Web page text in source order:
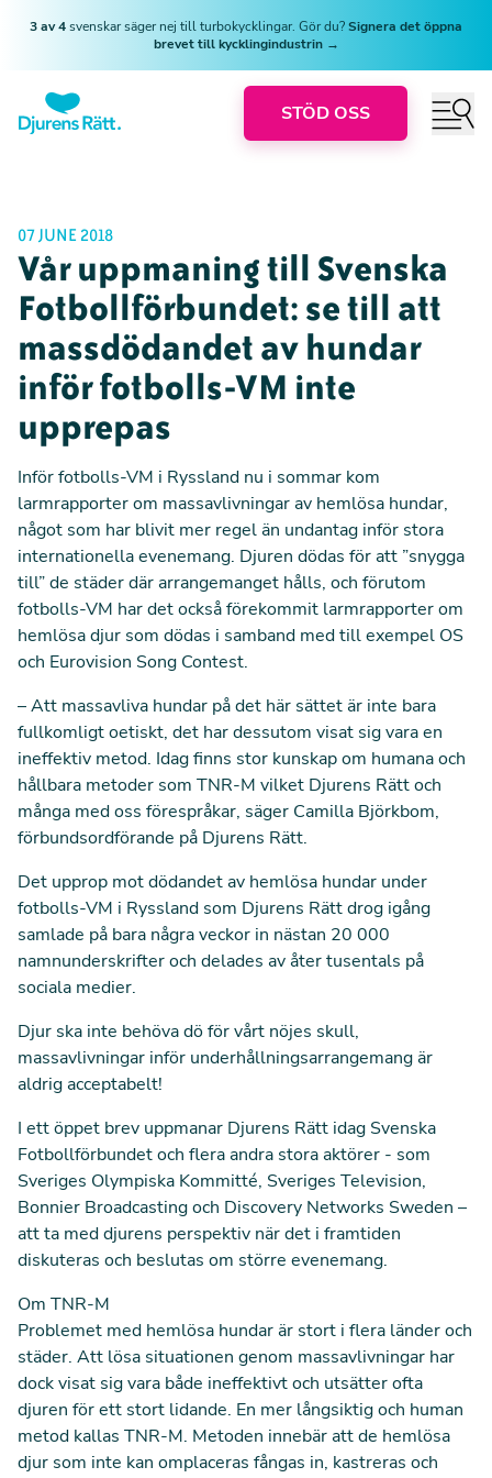
3 av 4svenskar säger nej till turbokycklingar. Gör du?Signera det öppna
brevet till kycklingindustrin →
STÖD OSS
07 JUNE 2018
Vår uppmaning till Svenska
Fotbollförbundet: se till att
massdödandet av hundar
inför fotbolls-VM inte
upprepas
Inför fotbolls-VM i Ryssland nu i sommar kom
larmrapporter om massavlivningar av hemlösa hundar,
något som har blivit mer regel än undantag inför stora
internationella evenemang. Djuren dödas för att ”snygga
till” de städer där arrangemanget hålls, och förutom
fotbolls-VM har det också förekommit larmrapporter om
hemlösa djur som dödas i samband med till exempel OS
och Eurovision Song Contest.
– Att massavliva hundar på det här sättet är inte bara
fullkomligt oetiskt, det har dessutom visat sig vara en
ineffektiv metod. Idag finns stor kunskap om humana och
hållbara metoder som TNR-M vilket Djurens Rätt och
många med oss förespråkar, säger Camilla Björkbom,
förbundsordförande på Djurens Rätt.
Det upprop mot dödandet av hemlösa hundar under
fotbolls-VM i Ryssland som Djurens Rätt drog igång
samlade på bara några veckor in nästan 20 000
namnunderskrifter och delades av åter tusentals på
sociala medier.
Djur ska inte behöva dö för vårt nöjes skull,
massavlivningar inför underhållningsarrangemang är
aldrig acceptabelt!
I ett öppet brev uppmanar Djurens Rätt idag Svenska
Fotbollförbundet och flera andra stora aktörer - som
Sveriges Olympiska Kommitté, Sveriges Television,
Bonnier Broadcasting och Discovery Networks Sweden –
att ta med djurens perspektiv när det i framtiden
diskuteras och beslutas om större evenemang.
Om TNR-M
Problemet med hemlösa hundar är stort i flera länder och
städer. Att lösa situationen genom massavlivningar har
dock visat sig vara både ineffektivt och utsätter ofta
djuren för ett stort lidande. En mer långsiktig och human
metod kallas TNR-M. Metoden innebär att de hemlösa
djur som inte kan omplaceras fångas in, kastreras och